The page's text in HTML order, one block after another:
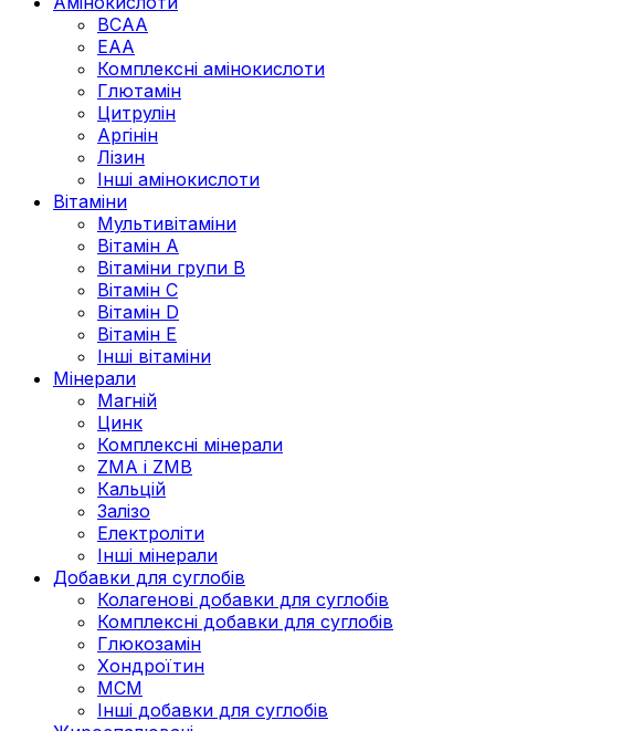
BCAA
EAA
Комплексні амінокислоти
Глютамін
Цитрулін
Аргінін
Лізин
Інші амінокислоти
Вітаміни
Мультивітаміни
Вітамін А
Вітаміни групи В
Вітамін C
Вітамін D
Вітамін Е
Інші вітаміни
Мінерали
Магній
Цинк
Комплексні мінерали
ZMA і ZMB
Кальцій
Залізо
Електроліти
Інші мінерали
Добавки для суглобів
Колагенові добавки для суглобів
Комплексні добавки для суглобів
Глюкозамін
Хондроїтин
МСМ
Інші добавки для суглобів